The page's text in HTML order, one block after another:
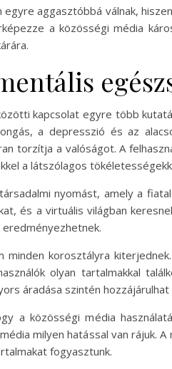
aggasztóbbá válnak,
a közösségi média
kapcsolat egyre több
a depresszió és az
torzítja a valóságot. A
a látszólagos
nyomást, amely a
és a virtuális világban
minden korosztályra
olyan tartalmakkal
áradása szintén
a közösségi média
milyen hatással van rájuk.
fogyasztunk.